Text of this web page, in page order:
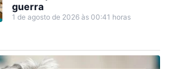
guerra
1 de agosto de 2026 às 00:41 horas